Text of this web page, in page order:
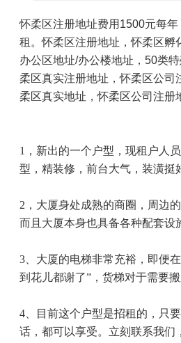
怀柔区注册地址费用1500元每
租。怀柔区注册地址，怀柔区孵
办公区地址/办公楼地址， 50类
柔区真实注册地址，怀柔区公司
柔区真实地址，怀柔区公司注册
1 ，新出的一个户型，现租户人
型，精装修，前台大气，装潢挺
2 ，大厦身处成熟的商圈，周边
而且大厦本身也具备各种配套设
3 、大厦的电梯非常充裕，即便
到花儿都谢了”，货梯对于需要
4 、目前这个户型是招租的，只
话，都可以享受。立刻联系我们